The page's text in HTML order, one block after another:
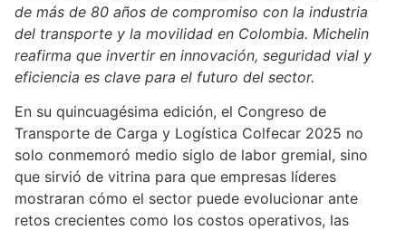
de más de 80 años de compromiso con la industria
del transporte y la movilidad en Colombia. Michelin
reafirma que invertir en innovación, seguridad vial y
eficiencia es clave para el futuro del sector.
En su quincuagésima edición, el Congreso de
Transporte de Carga y Logística Colfecar 2025 no
solo conmemoró medio siglo de labor gremial, sino
que sirvió de vitrina para que empresas líderes
mostraran cómo el sector puede evolucionar ante
retos crecientes como los costos operativos, las